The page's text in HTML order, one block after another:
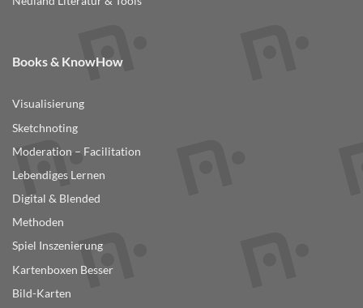
Books & KnowHow
Visualisierung
Sketchnoting
Moderation – Facilitation
Lebendiges Lernen
Digital & Blended
Methoden
Spiel Inszenierung
Kartenboxen Besser
Bild-Karten